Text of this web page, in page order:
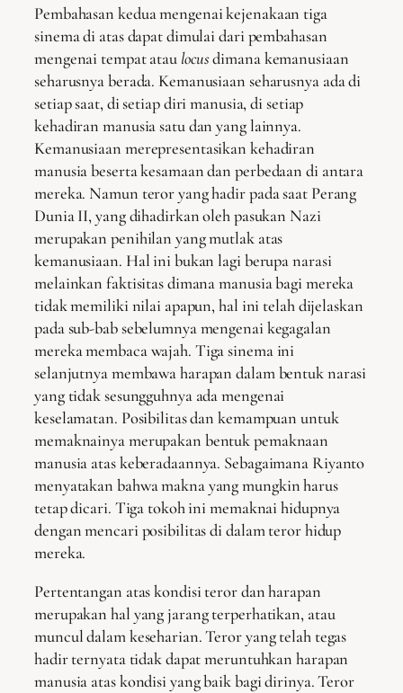
Pembahasan kedua mengenai kejenakaan tiga
sinema di atas dapat dimulai dari pembahasan
mengenai tempat atau locusdimana kemanusiaan
seharusnya berada. Kemanusiaan seharusnya ada di
setiap saat, di setiap diri manusia, di setiap
kehadiran manusia satu dan yang lainnya.
Kemanusiaan merepresentasikan kehadiran
manusia beserta kesamaan dan perbedaan di antara
mereka. Namun teror yang hadir pada saat Perang
Dunia II, yang dihadirkan oleh pasukan Nazi
merupakan penihilan yang mutlak atas
kemanusiaan. Hal ini bukan lagi berupa narasi
melainkan faktisitas dimana manusia bagi mereka
tidak memiliki nilai apapun, hal ini telah dijelaskan
pada sub-bab sebelumnya mengenai kegagalan
mereka membaca wajah. Tiga sinema ini
selanjutnya membawa harapan dalam bentuk narasi
yang tidak sesungguhnya ada mengenai
keselamatan. Posibilitas dan kemampuan untuk
memaknainya merupakan bentuk pemaknaan
manusia atas keberadaannya. Sebagaimana Riyanto
menyatakan bahwa makna yang mungkin harus
tetap dicari. Tiga tokoh ini memaknai hidupnya
dengan mencari posibilitas di dalam teror hidup
mereka.
Pertentangan atas kondisi teror dan harapan
merupakan hal yang jarang terperhatikan, atau
muncul dalam keseharian. Teror yang telah tegas
hadir ternyata tidak dapat meruntuhkan harapan
manusia atas kondisi yang baik bagi dirinya. Teror